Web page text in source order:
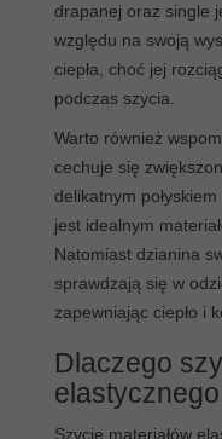
drapanej oraz single
względu na swoją
ciepła, choć jej
podczas szycia.
Warto również
cechuje się
delikatnym
jest idealnym
Natomiast dzianina
sprawdzają się w
zapewniając ciepło i
Dlaczego
Szycie materiałów